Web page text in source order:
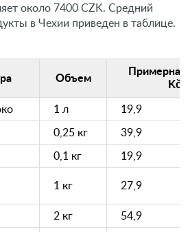
около 7400 CZK. Средний
в Чехии приведен в таблице.
Объем
Примерная
Kč
1 л
19,9
0,25 кг
39,9
0,1 кг
19,9
1 кг 27,9
2 кг
54,9